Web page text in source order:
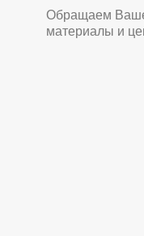
Обращаем Ваше
материалы и